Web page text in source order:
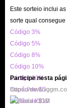
Este sorteio inclui
sorte qual consegue
Código 3%
Código 5%
Código 8%
Código 10%
Código 20%
Cupão de $5
Cupão de $10
Participe nesta
https://